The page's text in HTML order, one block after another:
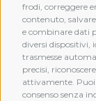
frodi, correggere
contenuto,
e combinare dati
diversi dispositivi,
trasmesse
precisi,
attivamente.
consenso senza
MEMBERSHIP